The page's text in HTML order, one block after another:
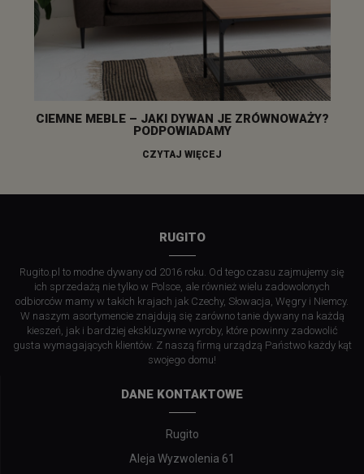
CIEMNE MEBLE – JAKI DYWAN JE ZRÓWNOWAŻY?
PODPOWIADAMY
CZYTAJ WIĘCEJ
RUGITO
Rugito.pl to modne dywany od 2016 roku. Od tego czasu zajmujemy się
ich sprzedażą nie tylko w Polsce, ale również wielu zadowolonych
odbiorców mamy w takich krajach jak Czechy, Słowacja, Węgry i Niemcy.
W naszym asortymencie znajdują się zarówno tanie dywany na każdą
kieszeń, jak i bardziej ekskluzywne wyroby, które powinny zadowolić
gusta wymagających klientów. Z naszą firmą urządzą Państwo każdy kąt
swojego domu!
DANE KONTAKTOWE
Rugito
Aleja Wyzwolenia 61